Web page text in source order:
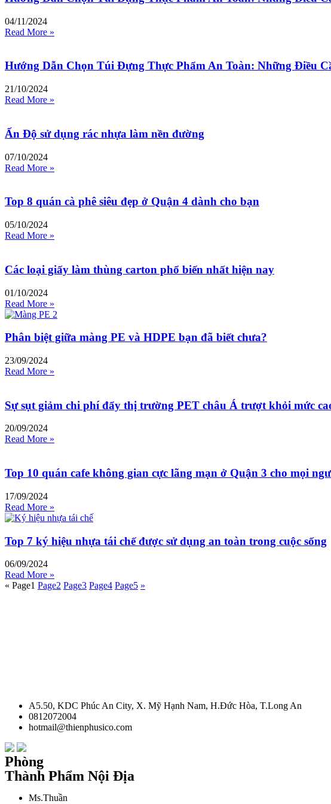
04/11/2024
Read More »
Hướng Dẫn Chọn Túi Đựng Thực Phẩm An Toàn: Những Điều
21/10/2024
Read More »
Ấn Độ sử dụng rác nhựa làm nền đường
07/10/2024
Read More »
Top 8 quán cà phê siêu đẹp ở Quận 4 dành cho bạn
05/10/2024
Read More »
Các loại giấy làm thùng carton phổ biến nhất hiện nay
01/10/2024
Read More »
Phân biệt giữa màng PE và HDPE bạn đã biết chưa?
23/09/2024
Read More »
Sự sụt giảm chi phí đẩy thị trường PET châu Á trượt khỏi mức
20/09/2024
Read More »
Top 10 quán cafe không gian cực lãng mạn ở Quận 3 cho mọi
17/09/2024
Read More »
Top 7 ký hiệu nhựa tái chế được sử dụng an toàn trong cuộc sống
06/09/2024
Read More »
« Page1 Page2 Page3 Page4 Page5 »
A5.50, KDC Phúc An City, X. Mỹ Hạnh Nam, H.Đức Hòa, T.Long An
0812072004
hotmail@thienphusico.com
Phòng
Thành Phẩm Nội Địa
Ms.Thuần